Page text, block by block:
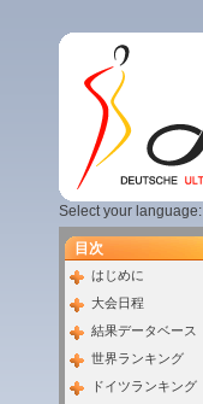
Select your language:
目次
はじめに
大会日程
結果データベース
世界ランキング
ドイツランキング